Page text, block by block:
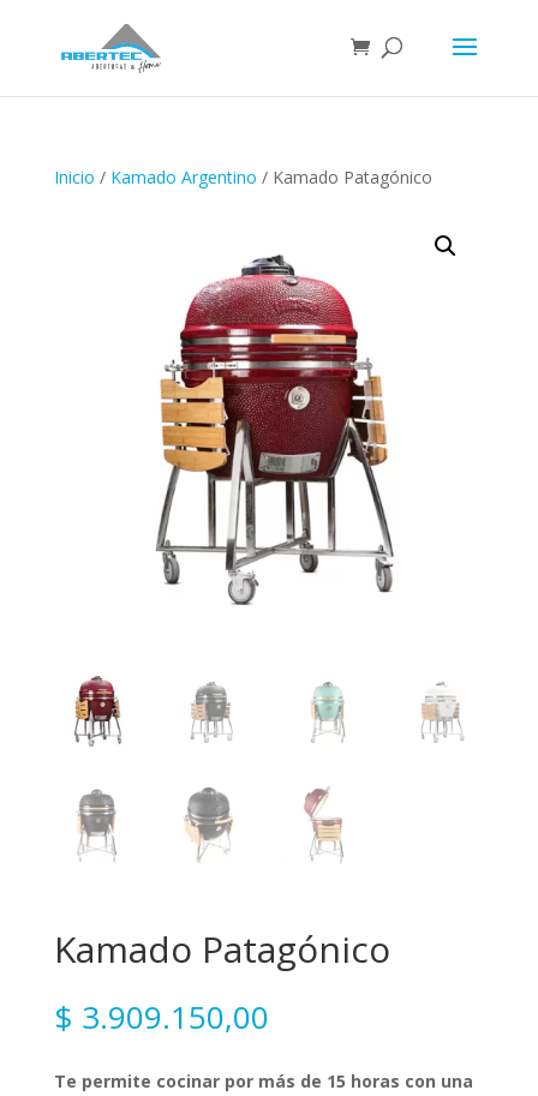
Inicio / Kamado Argentino / Kamado Patagónico
Kamado Patagónico
$ 3.909.150,00
Te permite cocinar por más de 15 horas con una